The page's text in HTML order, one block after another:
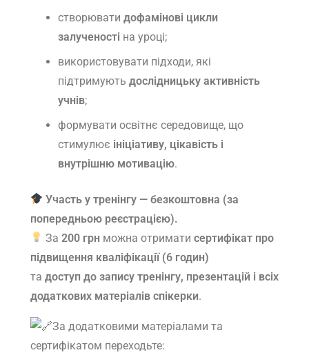
створювати дофамінові цикли
залученості на уроці;
використовувати підходи, які
підтримують дослідницьку активність
учнів;
формувати освітнє середовище, що
стимулює ініціативу, цікавість і
внутрішню мотивацію.
Участь у тренінгу — безкоштовна (за
попередньою реєстрацією).
За200 грн можна отриматисертифікат про
підвищення кваліфікації (6 годин)
та доступ до запису тренінгу, презентацій і всіх
додаткових матеріалів спікерки.
За додатковими матеріалами та
сертифікатом переходьте: